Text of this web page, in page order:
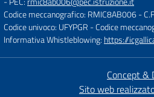
Codice meccanografico: RMIC8AB006-
Codice univoco: UFYPGR - Codice
Informativa Whistleblowing: https://
Concept &
Sito web